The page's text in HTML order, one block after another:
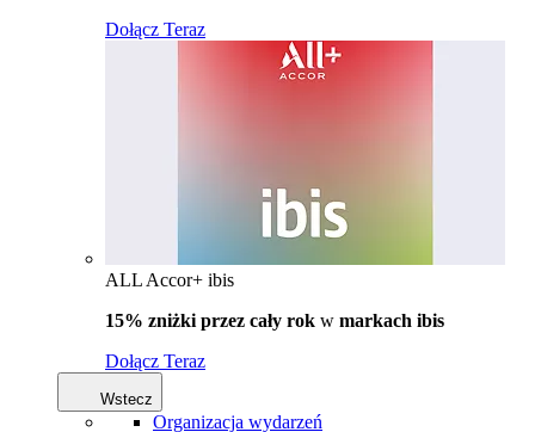
Dołącz Teraz
ALL Accor+ ibis
15% zniżki przez cały rok w markach ibis
Dołącz Teraz
Wstecz
Organizacja wydarzeń